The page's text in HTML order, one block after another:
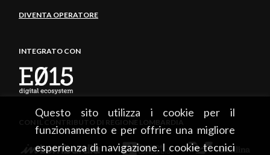
Questo sito utilizza i cookie per il
funzionamento e per offrire una migliore
esperienza di navigazione. I cookie tecnici
DIVENTA OPERATORE
INTEGRATO CON
CON IL CONTRIBUTO DI REGIONE LOMBARDIA